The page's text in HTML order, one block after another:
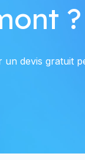
?
devis gratuit